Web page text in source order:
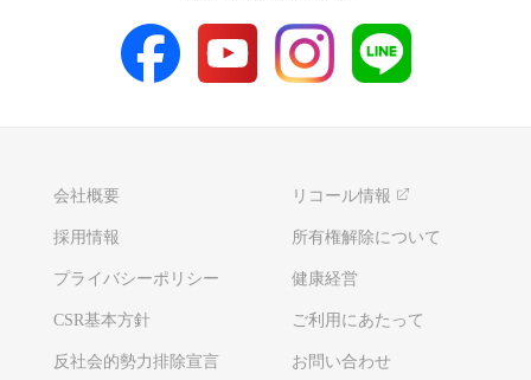
会社概要 リコール情報
採用情報 所有権解除について
プライバシーポリシー 健康経営
CSR基本方針 ご利用にあたって
反社会的勢力排除宣言 お問い合わせ